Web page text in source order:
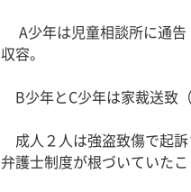
A少年は児童相談所に通告
収容。
B少年とC少年は家裁送致
成人２人は強盗致傷で起
弁護士制度が根づいていたこ